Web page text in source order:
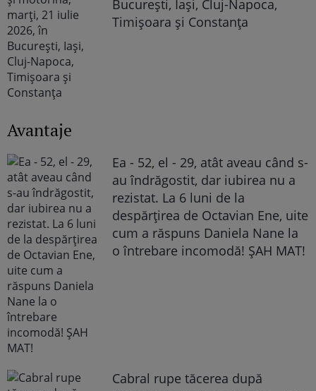
București, Iași, Cluj-Napoca,
Timișoara și Constanța
Avantaje
Ea - 52, el - 29, atât aveau când s-
au îndrăgostit, dar iubirea nu a
rezistat. La 6 luni de la
despărțirea de Octavian Ene, uite
cum a răspuns Daniela Nane la
o întrebare incomodă! ȘAH MAT!
Cabral rupe tăcerea după